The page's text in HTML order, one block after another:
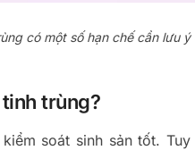
có một số hạn chế cần lưu
trùng?
soát sinh sản tốt.